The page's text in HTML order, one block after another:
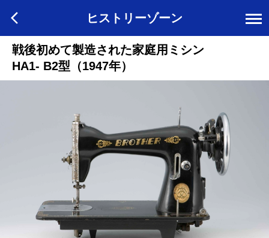
ヒストリーゾーン
戦後初めて製造された家庭用ミシン
HA1- B2型（1947年）